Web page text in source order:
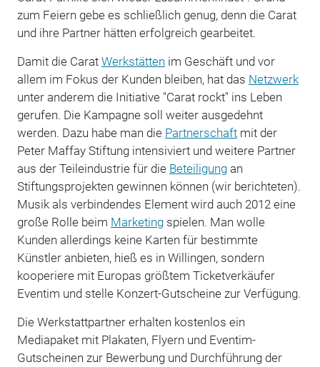
zum Feiern gebe es schließlich genug, denn die Carat
und ihre Partner hätten erfolgreich gearbeitet.
Damit die Carat Werkstätten im Geschäft und vor
allem im Fokus der Kunden bleiben, hat das Netzwerk
unter anderem die Initiative "Carat rockt" ins Leben
gerufen. Die Kampagne soll weiter ausgedehnt
werden. Dazu habe man die Partnerschaftmit der
Peter Maffay Stiftung intensiviert und weitere Partner
aus der Teileindustrie für die Beteiligungan
Stiftungsprojekten gewinnen können (wir berichteten).
Musik als verbindendes Element wird auch 2012 eine
große Rolle beim Marketingspielen. Man wolle
Kunden allerdings keine Karten für bestimmte
Künstler anbieten, hieß es in Willingen, sondern
kooperiere mit Europas größtem Ticketverkäufer
Eventim und stelle Konzert-Gutscheine zur Verfügung.
Die Werkstattpartner erhalten kostenlos ein
Mediapaket mit Plakaten, Flyern und Eventim-
Gutscheinen zur Bewerbung und Durchführung der